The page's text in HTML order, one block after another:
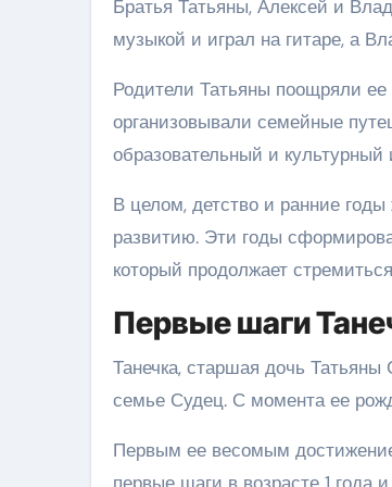
Братья Татьяны, Алексей и
музыкой и играл на гитаре, а
Родители Татьяны поощряли
организовывали семейные
образовательный и культурный
В целом, детство и ранние
развитию. Эти годы
который продолжает
Первые шаги
Танечка, старшая дочь
семье Судец. С момента ее
Первым ее весомым
первые шаги в возрасте 1 года